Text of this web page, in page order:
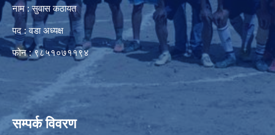
नाम : सुवास कठायत
पद : वडा अध्यक्ष
फोन : ९८५१०७११९४
सम्पर्क विवरण